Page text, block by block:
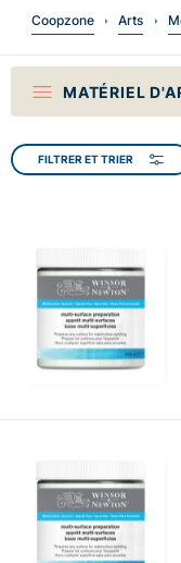
Coopzone Arts
MATÉRIEL
FILTRER ET TRIER